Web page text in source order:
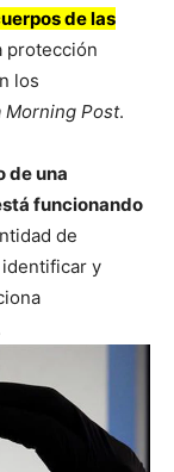
de las
protección
los
Morning Post.
de una
funcionando
de
y